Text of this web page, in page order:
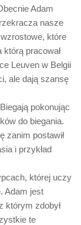
Adam
nasze
które
pracował
Leuven w Belgii
ale dają szansę
pokonując
do biegania.
zanim postawił
i przykład
której uczy
Adam jest
którym zdobył
te